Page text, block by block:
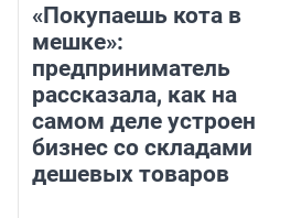
«Покупаешь кота в
мешке»:
предприниматель
рассказала, как на
самом деле устроен
бизнес со складами
дешевых товаров